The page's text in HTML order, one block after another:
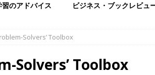
のアドバイス ビジネス・ブックレビュ
Solvers’ Toolbox
Solvers’ Toolbox